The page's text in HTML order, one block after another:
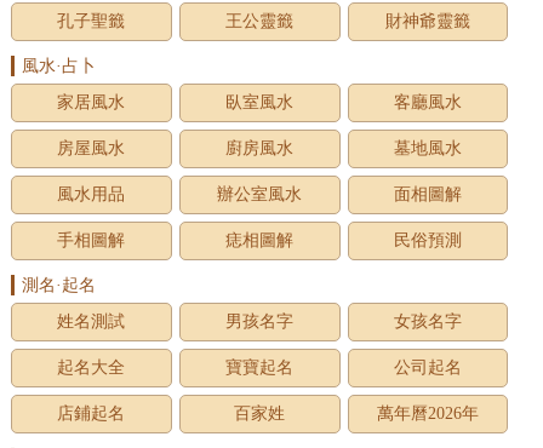
孔子聖籤 王公靈籤 財神爺靈籤
風水·占卜
家居風水
臥室風水 客廳風水
房屋風水 廚房風水 墓地風水
風水用品 辦公室風水 面相圖解
手相圖解 痣相圖解 民俗預測
測名·起名
姓名測試
男孩名字 女孩名字
起名大全 寶寶起名 公司起名
店鋪起名 百家姓 萬年曆2026年